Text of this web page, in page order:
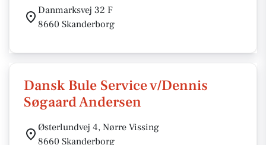
Danmarksvej 32 F
8660 Skanderborg
Dansk Bule Service v/Dennis
Søgaard Andersen
Østerlundvej 4, Nørre Vissing
8660 Skanderborg